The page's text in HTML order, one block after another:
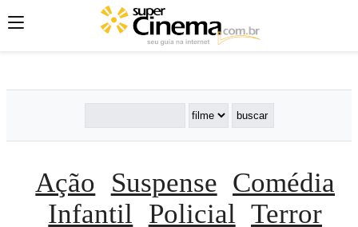
';';
Ação Suspense Comédia
Infantil
Policial Terror